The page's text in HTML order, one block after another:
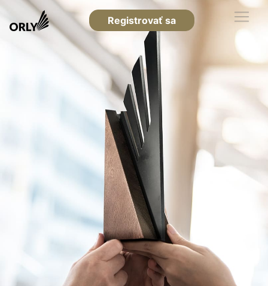
Registrovať sa